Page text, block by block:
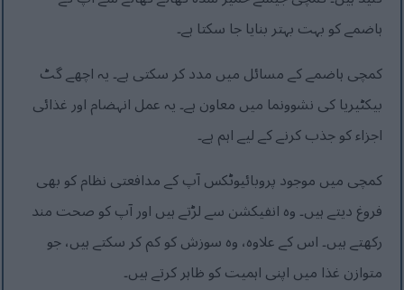
ہاضمے کو بہت بہتر بنایا جا سکتا ہے۔
کمچی ہاضمے کے مسائل میں مدد کر سکتی ہے۔ یہ اچھے گٹ
بیکٹیریا کی نشوونما میں معاون ہے۔ یہ عمل انہضام اور غذائی
اجزاء کو جذب کرنے کے لیے اہم ہے۔
کمچی میں موجود پروبائیوٹکس آپ کے مدافعتی نظام کو بھی
فروغ دیتے ہیں۔ وہ انفیکشن سے لڑتے ہیں اور آپ کو صحت مند
رکھتے ہیں۔ اس کے علاوہ، وہ سوزش کو کم کر سکتے ہیں، جو
متوازن غذا میں اپنی اہمیت کو ظاہر کرتے ہیں۔